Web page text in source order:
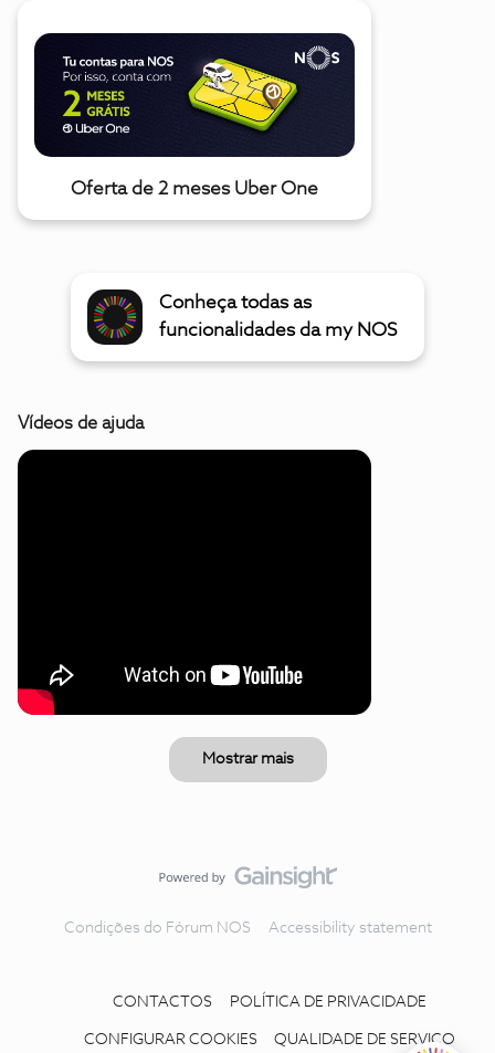
Oferta de 2 meses Uber One
Conheça todas as
funcionalidades da my NOS
Vídeos de ajuda
Mostrar mais
Condições do Fórum NOS Accessibility statement
CONTACTOS POLÍTICA DE PRIVACIDADE
CONFIGURAR COOKIES QUALIDADE DE SERVIÇO